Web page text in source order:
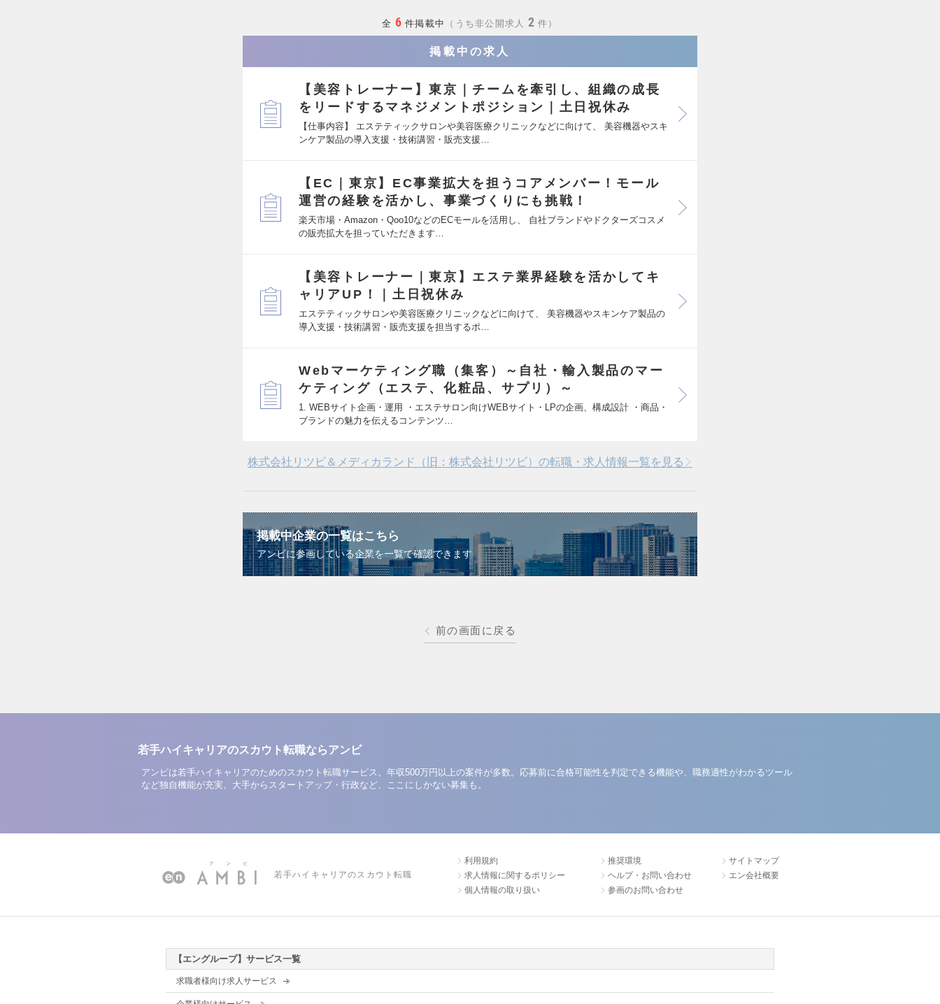
全 6 件掲載中 うち非公開求人 2 件
掲載中の求人
【美容トレーナー】東京｜チームを牽引し、組織の成長
をリードするマネジメントポジション｜土日祝休み
【仕事内容】 エステティックサロンや美容医療クリニックなどに向けて、 美容機器やスキ
ンケア製品の導入支援・技術講習・販売支援…
【EC｜東京】EC事業拡大を担うコアメンバー！モール
運営の経験を活かし、事業づくりにも挑戦！
楽天市場・Amazon・Qoo10などのECモールを活用し、 自社ブランドやドクターズコスメ
の販売拡大を担っていただきます…
【美容トレーナー｜東京】エステ業界経験を活かしてキ
ャリアUP！｜土日祝休み
エステティックサロンや美容医療クリニックなどに向けて、 美容機器やスキンケア製品の
導入支援・技術講習・販売支援を担当するポ…
Webマーケティング職（集客）～自社・輸入製品のマー
ケティング（エステ、化粧品、サプリ）～
1. WEBサイト企画・運用 ・エステサロン向けWEBサイト・LPの企画、構成設計 ・商品・
ブランドの魅力を伝えるコンテンツ…
株式会社リツビ＆メディカランド（旧：株式会社リツビ）の転職・求人情報一覧を見る
掲載中企業の一覧はこちら
アンビに参画している企業を一覧で確認できます
前の画面に戻る
若手ハイキャリアのスカウト転職ならアンビ
アンビは若手ハイキャリアのためのスカウト転職サービス。年収500万円以上の案件が多数。応募前に合格可能性を判定できる機能や、職務適性がわかるツール
など独自機能が充実。大手からスタートアップ・行政など、ここにしかない募集も。
若手ハイキャリアのスカウト転職
利用規約
求人情報に関するポリシー
個人情報の取り扱い
推奨環境
ヘルプ・お問い合わせ
参画のお問い合わせ
サイトマップ
エン会社概要
【エングループ】サービス一覧
求職者様向け求人サービス